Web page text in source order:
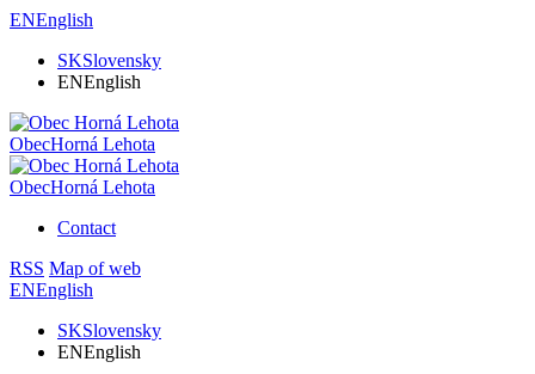
ENEnglish
SKSlovensky
ENEnglish
ObecHorná Lehota
ObecHorná Lehota
Contact
RSS Map of web
ENEnglish
SKSlovensky
ENEnglish